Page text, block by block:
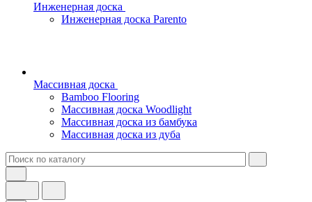
Инженерная доска
Инженерная доска Parento
Массивная доска
Bamboo Flooring
Массивная доска Woodlight
Массивная доска из бамбука
Массивная доска из дуба